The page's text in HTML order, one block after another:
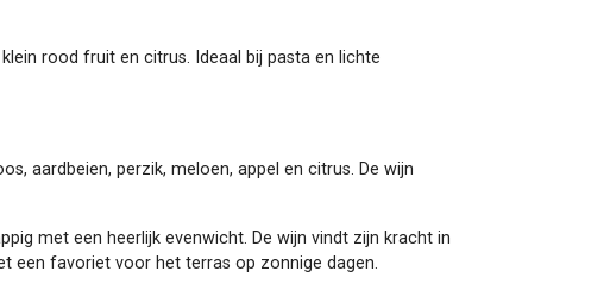
rood fruit en citrus. Ideaal bij pasta en lichte
aardbeien, perzik, meloen, appel en citrus. De wijn
met een heerlijk evenwicht. De wijn vindt zijn kracht in
een favoriet voor het terras op zonnige dagen.